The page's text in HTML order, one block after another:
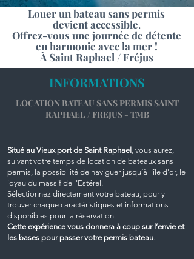
Louer un bateau sans permis
devient accessible.
Offrez-vous une journée de détente
en harmonie avec la mer !
À Saint Raphael / Fréjus
INFORMATIONS
LOCATION BATEAU SANS PERMIS SAINT
RAPHAEL / FREJUS - TMB
Situé au Vieux port de Saint Raphael , vous aurez,
suivant votre temps de location de bateaux sans
permis, la possibilité de naviguer jusqu’à l'île d'or, le
joyau du massif de l'Estérel.
Sélectionnez directement votre bateau, pour y
trouver chaque caractéristiques et informations
disponibles pour la réservation.
Cette expérience vous donnera à coup sur l’envie et
les bases pour passer votre permis bateau.